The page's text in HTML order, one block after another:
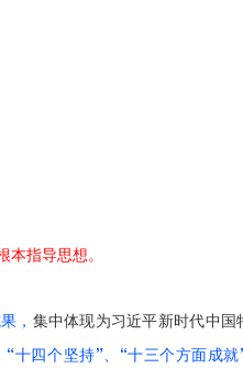
本指导思想。
， 集中体现为习近平新时代中国
十四个坚持”、“十三个方面成就”